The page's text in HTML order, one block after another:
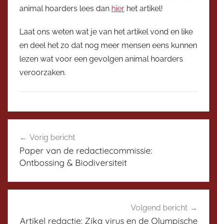
animal hoarders lees dan hier het artikel!
Laat ons weten wat je van het artikel vond en like
en deel het zo dat nog meer mensen eens kunnen
lezen wat voor een gevolgen animal hoarders
veroorzaken.
D
c
u
s
e
navigatie
Vorig bericht
Paper van de redactiecommissie:
Ontbossing & Biodiversiteit
Volgend bericht
Artikel redactie: Zika virus en de Olympische